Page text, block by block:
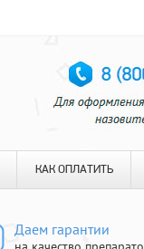
КАК ОПЛАТИТЬ
Даем гарантии